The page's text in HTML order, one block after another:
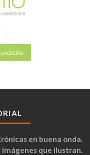
en buena onda.
imágenes que ilustran.